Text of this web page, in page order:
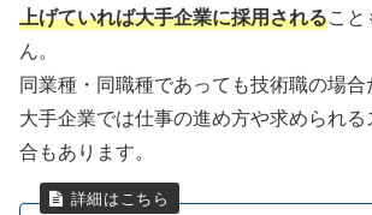
上げていれば大手企業に採用されるこ
ん。
同業種・同職種であっても技術職の場合
大手企業では仕事の進め方や求められ
合もあります。